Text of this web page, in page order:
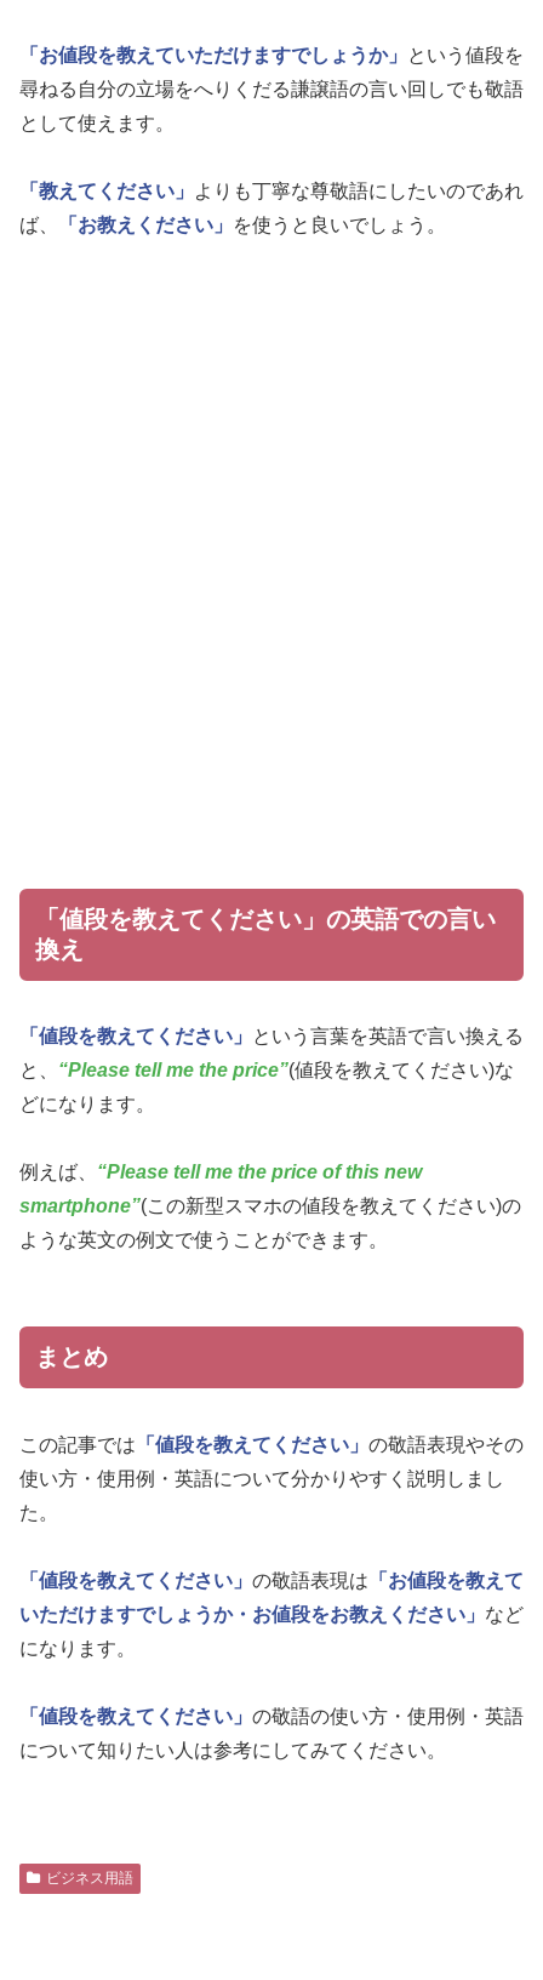
「お値段を教えていただけますでしょうか」
という値段を
尋ねる自分の立場をへりくだる謙譲語の言い回しでも敬語
として使えます。
「教えてください」
よりも丁寧な尊敬語にしたいのであれ
ば、
「お教えください」 を使うと良いでしょう。
「値段を教えてください」の英語での言い
換え
「値段を教えてください」
という言葉を英語で言い換える
と、 “Please tell me the price”(値段を教えてください)な
どになります。
例えば、 “Please tell me the price of this new
smartphone”(この新型スマホの値段を教えてください)の
ような英文の例文で使うことができます。
まとめ
この記事では 「値段を教えてください」 の敬語表現やその
使い方・使用例・英語について分かりやすく説明しまし
た。
「値段を教えてください」 の敬語表現は 「お値段を教えて
いただけますでしょうか・お値段をお教えください」 など
になります。
「値段を教えてください」 の敬語の使い方・使用例・英語
について知りたい人は参考にしてみてください。
ビジネス用語